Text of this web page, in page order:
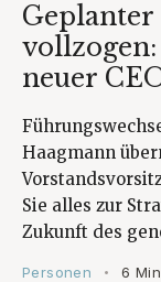
Geplanter
neuer
Haagmann
Sie alles zur
Zukunft des
Personen • 6